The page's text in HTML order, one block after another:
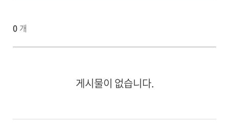
0 개
게시물이 없습니다.